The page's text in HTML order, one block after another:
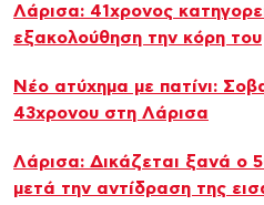
Λάρισα: 41χρονος
εξακολούθηση την κόρη του
Νέο ατύχημα με πατίνι:
43χρονου στη Λάρισα
Λάρισα: Δικάζεται ξανά ο
μετά την αντίδραση της